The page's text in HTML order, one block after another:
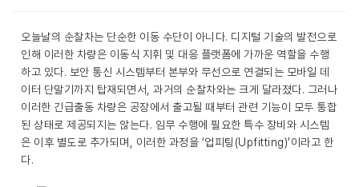
오늘날의 순찰차는 단순한 이동 수단이 아니다. 디지털 기술의 발전으로
인해 이러한 차량은 이동식 지휘 및 대응 플랫폼에 가까운 역할을 수행
하고 있다. 보안 통신 시스템부터 본부와 무선으로 연결되는 모바일 데
이터 단말기까지 탑재되면서, 과거의 순찰차와는 크게 달라졌다. 그러나
이러한 긴급출동 차량은 공장에서 출고될 때부터 관련 기능이 모두 통합
된 상태로 제공되지는 않는다. 임무 수행에 필요한 특수 장비와 시스템
은 이후 별도로 추가되며, 이러한 과정을 ‘업피팅(Upfitting)’이라고 한
다.